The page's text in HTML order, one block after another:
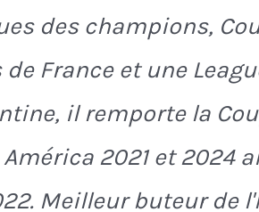
des champions,
France et une
il remporte la
2021 et 2024
Meilleur buteur de